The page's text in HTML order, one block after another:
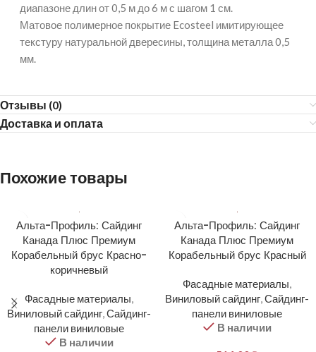
диапазоне длин от 0,5 м до 6 м с шагом 1 см.
Матовое полимерное покрытие Ecosteel имитирующее
текстуру натуральной двересины, толщина металла 0,5
мм.
Отзывы (0)
Доставка и оплата
Похожие товары
Альта-Профиль: Сайдинг
Канада Плюс Премиум
Корабельный брус Красно-
коричневый
Фасадные материалы,
Виниловый сайдинг,Сайдинг-
панели виниловые
В наличии
Альта-Профиль: Сайдинг
Канада Плюс Премиум
Корабельный брус Красный
Фасадные материалы,
Виниловый сайдинг,Сайдинг-
панели виниловые
В наличии